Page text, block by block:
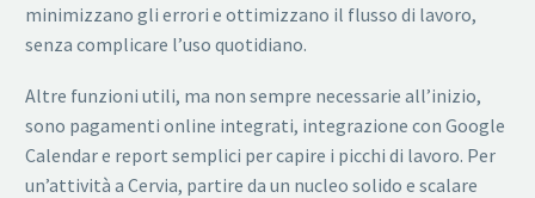
minimizzano gli errori e ottimizzano il flusso di lavoro,
senza complicare l’uso quotidiano.
Altre funzioni utili, ma non sempre necessarie all’inizio,
sono pagamenti online integrati, integrazione con Google
Calendar e report semplici per capire i picchi di lavoro. Per
un’attività a Cervia, partire da un nucleo solido e scalare